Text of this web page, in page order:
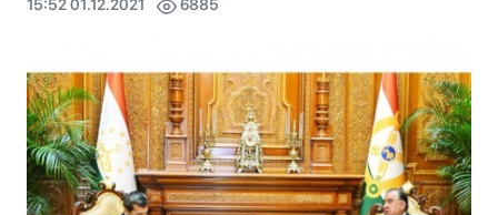
15:52 01.12.2021 6885